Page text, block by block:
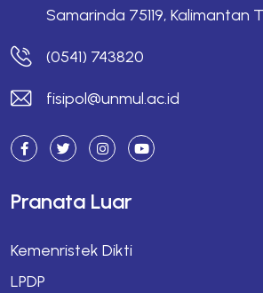
Samarinda 75119, Kalimantan
(0541) 743820
fisipol@unmul.ac.id
Pranata Luar
Kemenristek Dikti
LPDP